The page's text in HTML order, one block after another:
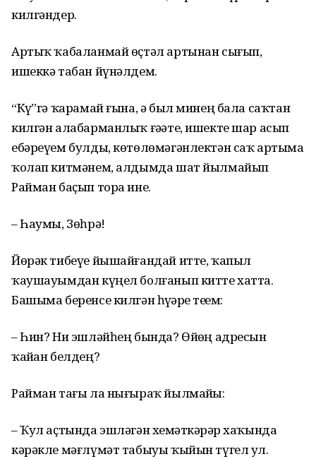
килгәндер.
Артыҡ ҡабаланмай өҫтәл артынан сығып,
ишеккә табан йүнәлдем.
“Күҙ”гә ҡарамай ғына, ә был минең бала саҡтан
килгән алабарманлыҡ ғәҙәте, ишекте шар асып
ебәреүем булды, көтөлөмәгәнлектән саҡ артыма
ҡолап китмәнем, алдымда шат йылмайып
Райман баҫып тора ине.
– Һаумы, Зөһрә!
Йөрәк тибеүе йышайғандай итте, ҡапыл
ҡаушауымдан күңел болғанып китте хатта.
Башыма беренсе килгән һүҙҙәрҙе теҙҙем:
– Һин? Ни эшләйһең бында? Өйҙөң адресын
ҡайҙан белдең?
Райман тағы ла нығыраҡ йылмайҙы:
– Ҡул аҫтында эшләгән хеҙмәткәрҙәр хаҡында
кәрәкле мәғлүмәт табыуы ҡыйын түгел ул.